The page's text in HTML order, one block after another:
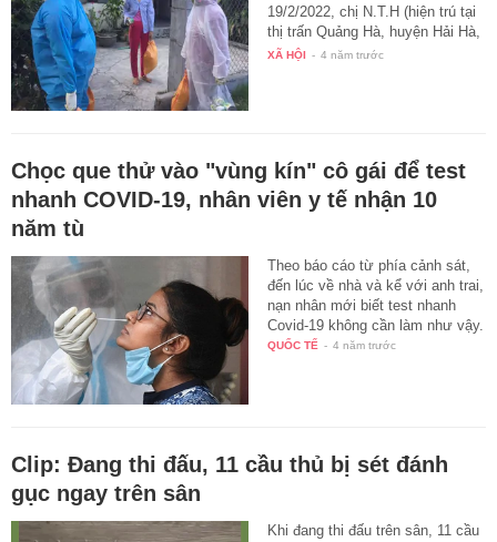
19/2/2022, chị N.T.H (hiện trú tại
thị trấn Quảng Hà, huyện Hải Hà,
…
XÃ HỘI - 4 năm trước
Chọc que thử vào "vùng kín" cô gái để test
nhanh COVID-19, nhân viên y tế nhận 10
năm tù
Theo báo cáo từ phía cảnh sát,
đến lúc về nhà và kể với anh trai,
nạn nhân mới biết test nhanh
Covid-19 không cần làm như vậy.
QUỐC TẾ - 4 năm trước
Clip: Đang thi đấu, 11 cầu thủ bị sét đánh
gục ngay trên sân
Khi đang thi đấu trên sân, 11 cầu